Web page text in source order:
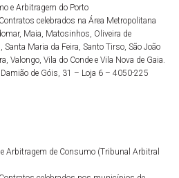
e Arbitragem do Porto
celebrados na Área Metropolitana
Maia, Matosinhos, Oliveira de
Santa Maria da Feira, Santo Tirso, São João
Valongo, Vila do Conde e Vila Nova de Gaia.
de Góis, 31 – Loja 6 – 4050-225
Arbitragem de Consumo (Tribunal Arbitral